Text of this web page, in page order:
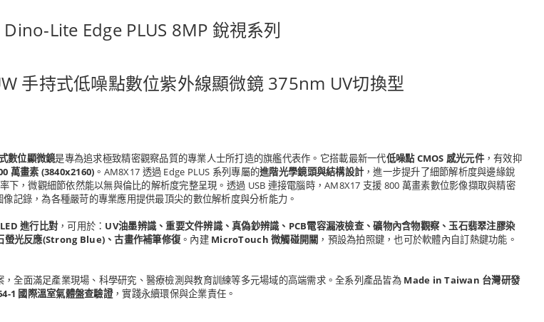
Dino-Lite Edge PLUS 8MP 銳視系列
手持式低噪點數位紫外線顯微鏡 375nm UV切換型
數位顯微鏡是專為追求極致精密觀察品質的專業人士所打造的旗艦代表作。它搭載最新一代低噪點 CMOS 感光元件，有效抑
萬畫素 (3840x2160) 。AM8X17 透過 Edge PLUS 系列專屬的進階光學鏡頭與結構設計，進一步提升了細節解析度與邊緣銳
，微觀細節依然能以無與倫比的解析度完整呈現。透過 USB 連接電腦時，AM8X17 支援 800 萬畫素數位影像擷取與精密
記錄，為各種嚴苛的專業應用提供最頂尖的數位解析度與分析能力。
進行比對，可用於： UV油墨辨識、重要文件辨識、真偽鈔辨識、PCB電容漏液檢查、礦物內含物觀察、玉石翡翠注膠染
光反應(Strong Blue)、古畫作補筆修復 。內建 MicroTouch 微觸碰開關 ，預設為拍照鍵，也可於軟體內自訂熱鍵功能。
全面滿足產業現場、科學研究、醫療檢測與教育訓練等多元場域的高端需求。全系列產品皆為 Made in Taiwan 台灣研發
1 國際溫室氣體盤查驗證，實踐永續環保與企業責任。